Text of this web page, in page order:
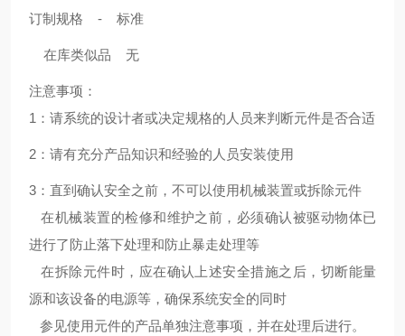
订制规格 - 标准
在库类似品 无
注意事项：
1：请系统的设计者或决定规格的人员来判断元件是否合适
2：请有充分产品知识和经验的人员安装使用
3：直到确认安全之前，不可以使用机械装置或拆除元件
在机械装置的检修和维护之前，必须确认被驱动物体已
进行了防止落下处理和防止暴走处理等
在拆除元件时，应在确认上述安全措施之后，切断能量
源和该设备的电源等，确保系统安全的同时
参见使用元件的产品单独注意事项，并在处理后进行。